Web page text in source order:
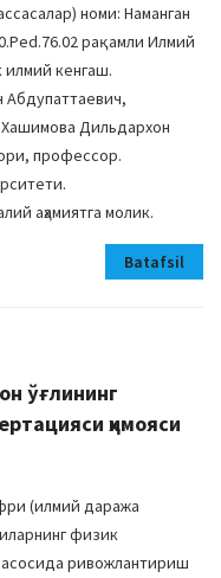
номи: Наманган
рақамли Илмий
илмий кенгаш.
Абдупаттаевич,
Дильдархон
профессор.
аҳамиятга молик.
Batafsil
ўғлининг
ҳимояси
(илмий даража
физик
ривожлантириш